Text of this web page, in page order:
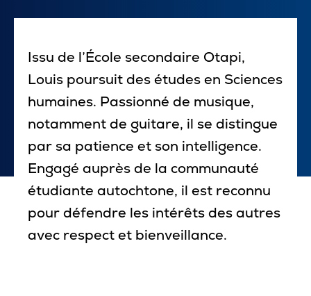
Pour les entreprises
Le cégep
Notre collège
Services à la population
Stages et emplois pour étudiants
Communications
Issu de l’École secondaire Otapi,
Louis poursuit des études en Sciences
humaines. Passionné de musique,
notamment de guitare, il se distingue
par sa patience et son intelligence.
Engagé auprès de la communauté
étudiante autochtone, il est reconnu
pour défendre les intérêts des autres
avec respect et bienveillance.